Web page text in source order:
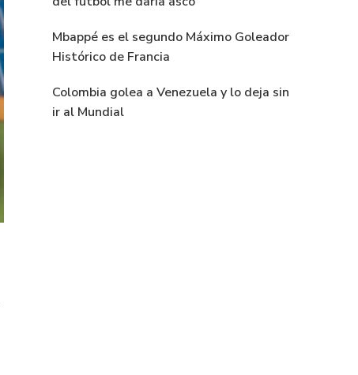
Mbappé es el segundo Máximo Goleador
Histórico de Francia
Colombia golea a Venezuela y lo deja sin
ir al Mundial